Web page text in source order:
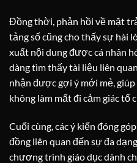
Đồng thời, phản hồi về mặt
tảng số cũng cho thấy sự hài
xuất nội dung được cá nhân
dàng tìm thấy tài liệu liên
nhận được gợi ý mới mẻ,
không làm mất đi cảm giác tổ
Cuối cùng, các ý kiến đóng
đồng liên quan đến sự đa
chương trình giáo dục dành